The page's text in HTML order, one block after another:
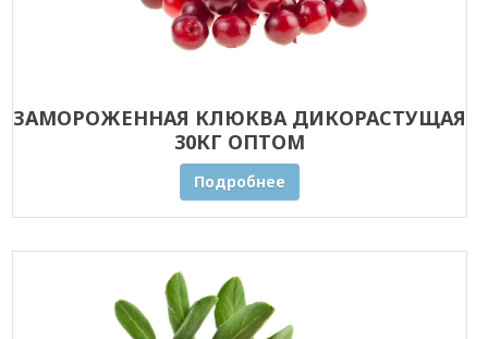
ЗАМОРОЖЕННАЯ КЛЮКВА ДИКОРАСТУЩАЯ
30КГ ОПТОМ
Подробнее